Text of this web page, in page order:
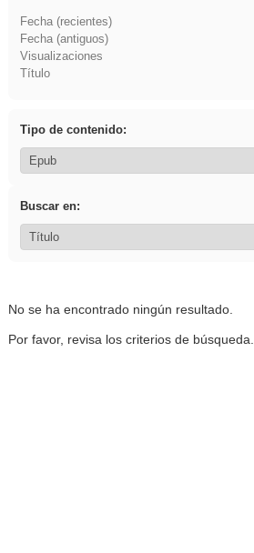
Fecha (recientes)
Fecha (antiguos)
Visualizaciones
Título
Tipo de contenido:
Buscar en:
No se ha encontrado ningún resultado.
Por favor, revisa los criterios de búsqueda.